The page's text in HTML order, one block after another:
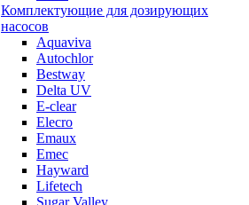
Комплектующие для дозирующих
насосов
Aquaviva
Autochlor
Bestway
Delta UV
E-clear
Elecro
Emaux
Emec
Hayward
Lifetech